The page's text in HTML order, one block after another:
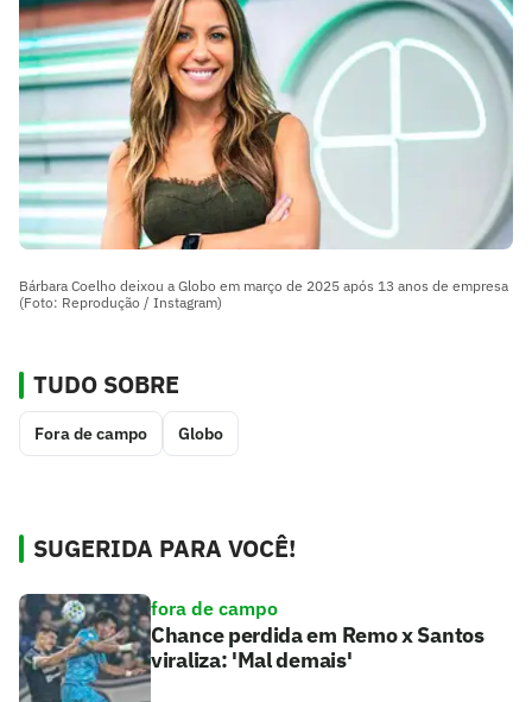
Bárbara Coelho deixou a Globo em março de 2025 após 13 anos de empresa
(Foto: Reprodução / Instagram)
TUDO SOBRE
Fora de campo Globo
SUGERIDA PARA VOCÊ!
fora de campo
Chance perdida em Remo x Santos
viraliza: 'Mal demais'